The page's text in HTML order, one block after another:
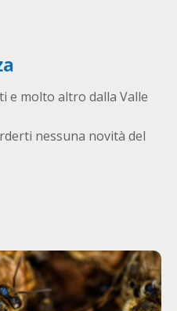
e molto altro dalla Valle
nessuna novità del